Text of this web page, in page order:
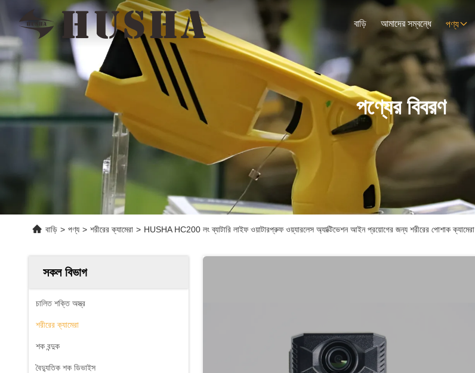
বাড়ি আমাদের সম্বন্ধে পণ্য
পণ্যের বিবরণ
বাড়ি > পণ্য > শরীরের ক্যামেরা > HUSHA HC200 লং ব্যাটারি লাইফ ওয়াটারপ্রুফ ওয়্যারলেস অ্যাক্টিভেশন আইন প্রয়োগের জন্য শরীরের পোশাক ক্যামেরা
সকল বিভাগ
চালিত শক্তি অস্ত্র
শরীরের ক্যামেরা
শক বন্দুক
বৈদ্যুতিক শক ডিভাইস